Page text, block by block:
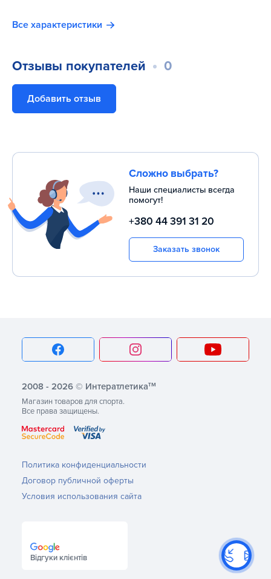
Все характеристики
Отзывы покупателей 0
Добавить отзыв
Сложно выбрать?
Наши специалисты всегда
помогут!
+380 44 391 31 20
Заказать звонок
2008 - 2026 © Интератлетикатм
Магазин товаров для спорта.
Все права защищены.
Политика конфиденциальности
Договор публичной оферты
Условия использования сайта
Відгуки клієнтів